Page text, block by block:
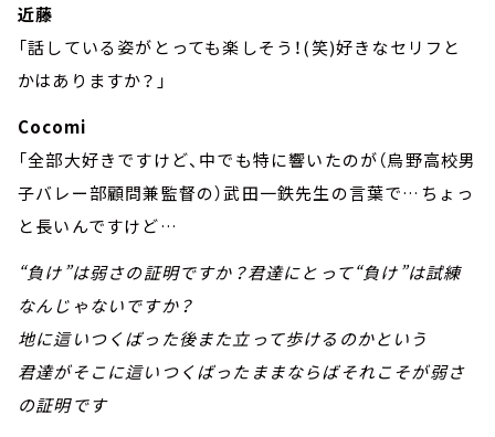
近藤
「話している姿がとっても楽しそう！(笑)好きなセリフと
かはありますか？」
Cocomi
「全部大好きですけど、中でも特に響いたのが（烏野高校男
子バレー部顧問兼監督の）武田一鉄先生の言葉で…ちょっ
と長いんですけど…
“負け”は弱さの証明ですか？君達にとって“負け”は試練
なんじゃないですか？
地に這いつくばった後また立って歩けるのかという
君達がそこに這いつくばったままならばそれこそが弱さ
の証明です